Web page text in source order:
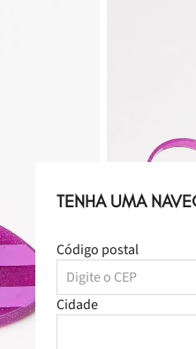
TENHA UMA
Código postal
Cidade